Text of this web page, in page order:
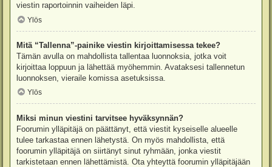
viestin raportoinnin vaiheiden läpi.
Ylös
Mitä “Tallenna”-painike viestin kirjoittamisessa tekee?
Tämän avulla on mahdollista tallentaa luonnoksia, jotka voit
kirjoittaa loppuun ja lähettää myöhemmin. Avataksesi tallennetun
luonnoksen, vieraile komissa asetuksissa.
Ylös
Miksi minun viestini tarvitsee hyväksynnän?
Foorumin ylläpitäjä on päättänyt, että viestit kyseiselle alueelle
tulee tarkastaa ennen lähetystä. On myös mahdollista, että
foorumin ylläpitäjä on siirtänyt sinut ryhmään, jonka viestit
tarkistetaan ennen lähettämistä. Ota yhteyttä foorumin ylläpitäjään